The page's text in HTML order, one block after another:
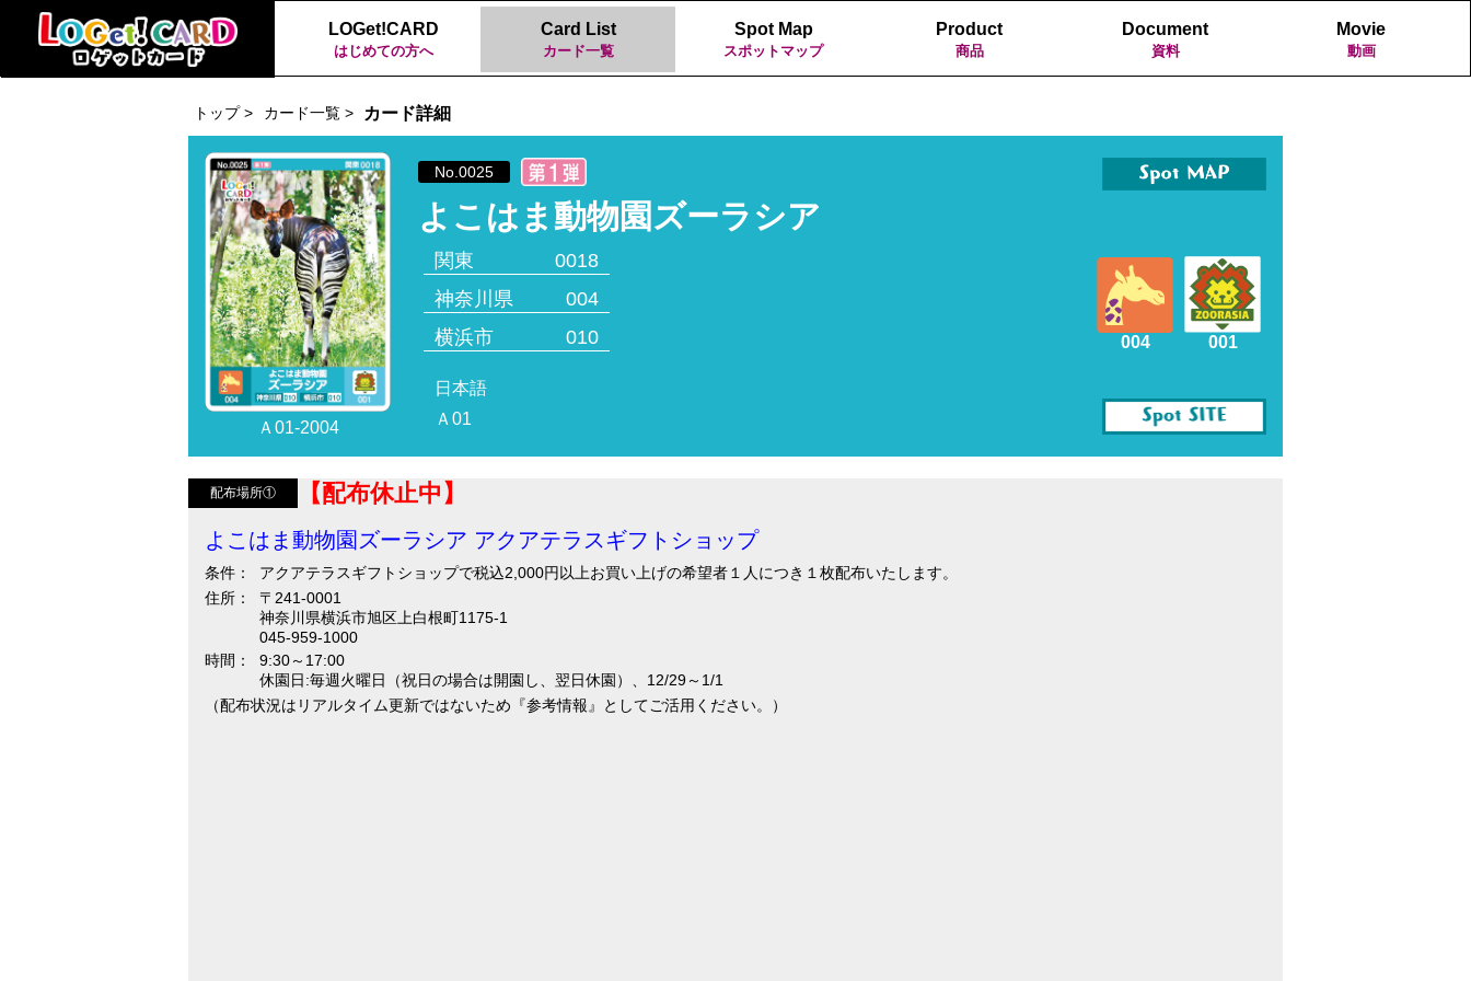
LOGet!CARD
はじめての方へ
Card List
カード一覧
Spot Map
スポットマップ
Product
商品
Document
資料
Movie
動画
トップ > カード一覧 > カード詳細
Ａ01-2004
No.0025
よこはま動物園ズーラシア
関東
0018
神奈川県
004
横浜市
010 004 001
日本語
Ａ01
配布場所① 【配布休止中】
よこはま動物園ズーラシア アクアテラスギフトショップ
条件：
アクアテラスギフトショップで税込2,000円以上お買い上げの希望者１人につき１枚配布いたします。
住所：
〒241-0001
神奈川県横浜市旭区上白根町1175-1
045-959-1000
時間：
9:30～17:00
休園日:毎週火曜日（祝日の場合は開園し、翌日休園）、12/29～1/1
（配布状況はリアルタイム更新ではないため『参考情報』としてご活用ください。）